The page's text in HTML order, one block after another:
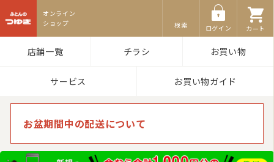
検索 ログイン カート
店舗一覧 チラシ お買い物
サービス お買い物ガイド
お盆期間中の配送について